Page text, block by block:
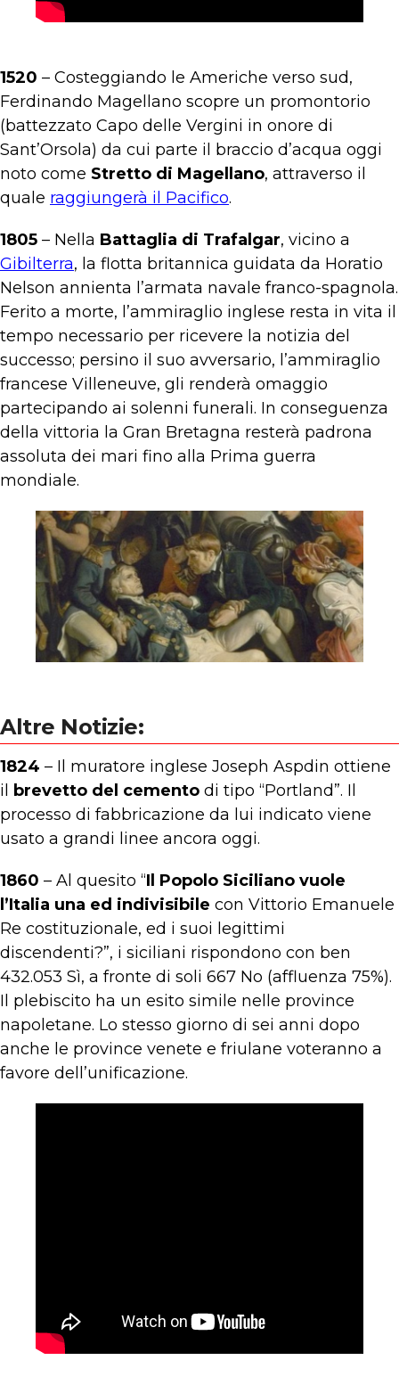
1520 – Costeggiando le Americhe verso sud,
Ferdinando Magellano scopre un promontorio
(battezzato Capo delle Vergini in onore di
Sant’Orsola) da cui parte il braccio d’acqua oggi
noto come Stretto di Magellano, attraverso il
quale raggiungerà il Pacifico.
1805 – Nella Battaglia di Trafalgar, vicino a
Gibilterra, la flotta britannica guidata da Horatio
Nelson annienta l’armata navale franco-spagnola.
Ferito a morte, l’ammiraglio inglese resta in vita il
tempo necessario per ricevere la notizia del
successo; persino il suo avversario, l’ammiraglio
francese Villeneuve, gli renderà omaggio
partecipando ai solenni funerali. In conseguenza
della vittoria la Gran Bretagna resterà padrona
assoluta dei mari fino alla Prima guerra
mondiale.
Altre Notizie:
1824 – Il muratore inglese Joseph Aspdin ottiene
il
brevetto del cemento di tipo “Portland”. Il
processo di fabbricazione da lui indicato viene
usato a grandi linee ancora oggi.
1860 – Al quesito “Il Popolo Siciliano vuole
l’Italia una ed indivisibile con Vittorio Emanuele
Re costituzionale, ed i suoi legittimi
discendenti?”, i siciliani rispondono con ben
432.053 Sì, a fronte di soli 667 No (affluenza 75%).
Il plebiscito ha un esito simile nelle province
napoletane. Lo stesso giorno di sei anni dopo
anche le province venete e friulane voteranno a
favore dell’unificazione.